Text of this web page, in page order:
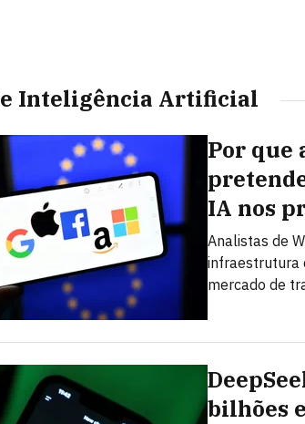
Inteligência Artificial
Por que
IA nos
Analistas de
infraestrutura
mercado de
bilhões